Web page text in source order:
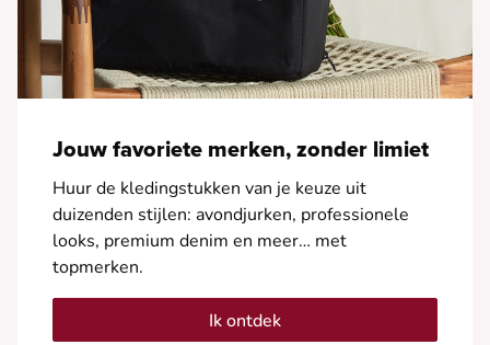
Jouw favoriete merken, zonder limiet
Huur de kledingstukken van je keuze uit
duizenden stijlen: avondjurken, professionele
looks, premium denim en meer… met
topmerken.
Ik ontdek